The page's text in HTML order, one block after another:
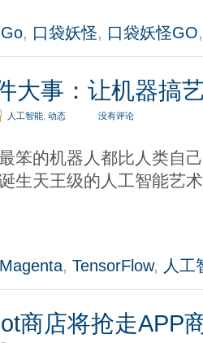
, 口袋妖怪, 口袋妖怪GO
大事：让机器搞
人工智能 动态 没有评论
笨的机器人都比人类自
生天王级的人工智能艺
Magenta, TensorFlow, 人工
商店将抢走APP